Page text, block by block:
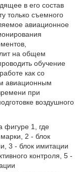
в его состав
только съемного
авиационное
на общем
обучение
как со
авиационным
при
воздушного
фигуре 1, где
2 - блок
3 - блок имитации
контроля, 5 -